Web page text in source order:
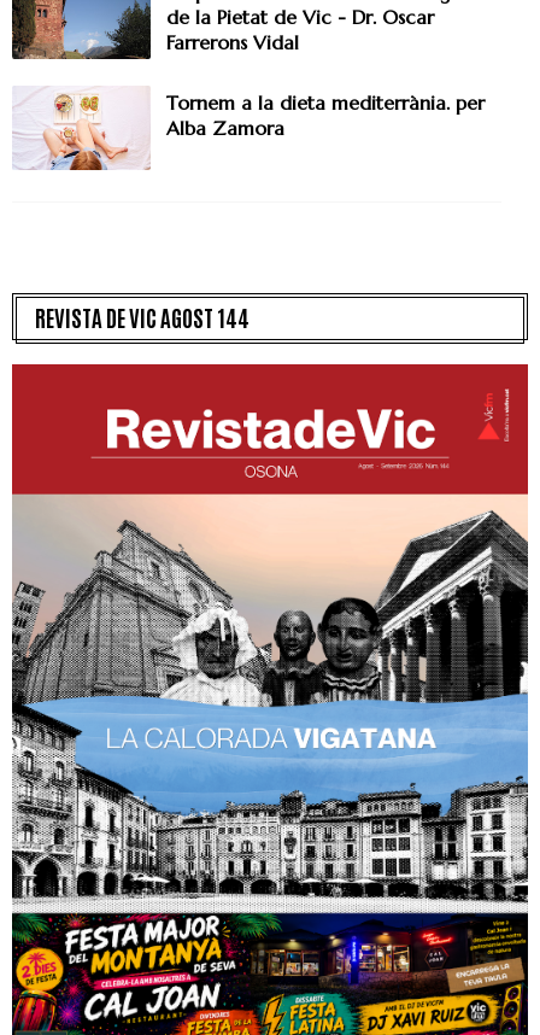
de la Pietat de Vic - Dr. Oscar
Farrerons Vidal
Tornem a la dieta mediterrània. per
Alba Zamora
REVISTA DE VIC AGOST 144